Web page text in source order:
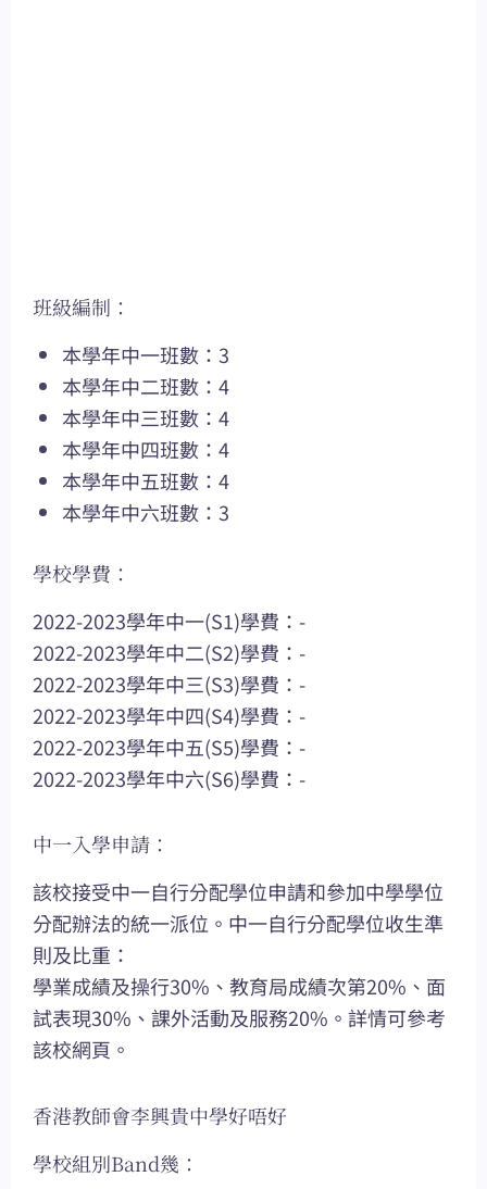
班級編制：
本學年中一班數：3
本學年中二班數：4
本學年中三班數：4
本學年中四班數：4
本學年中五班數：4
本學年中六班數：3
學校學費：
2022-2023學年中一(S1)學費：-
2022-2023學年中二(S2)學費：-
2022-2023學年中三(S3)學費：-
2022-2023學年中四(S4)學費：-
2022-2023學年中五(S5)學費：-
2022-2023學年中六(S6)學費：-
中一入學申請：
該校接受中一自行分配學位申請和參加中學學位
分配辦法的統一派位。中一自行分配學位收生準
則及比重：
學業成績及操行30%、教育局成績次第20%、面
試表現30%、課外活動及服務20%。詳情可參考
該校網頁。
香港教師會李興貴中學好唔好
學校組別Band幾：